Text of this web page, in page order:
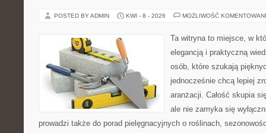
POSTED BY ADMIN KWI - 8 - 2026 MOŻLIWOŚĆ
Ta witryna to miejsce, w
elegancją i praktyczną
osób, które szukają
jednocześnie chcą lepiej
aranżacji. Całość skupia
ale nie zamyka się
prowadzi także do porad pielęgnacyjnych o roślinach,